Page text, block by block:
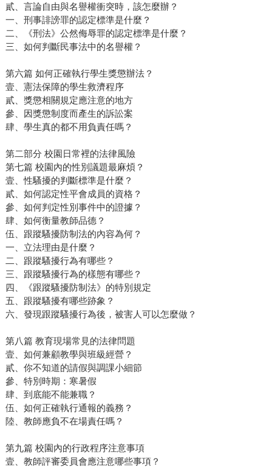
貳、言論自由與名譽權衝突時，該怎麼辦？
一、刑事誹謗罪的認定標準是什麼？
二、《刑法》公然侮辱罪的認定標準是什麼？
三、如何判斷民事法中的名譽權？
第六篇 如何正確執行學生獎懲辦法？
壹、憲法保障的學生救濟程序
貳、獎懲相關規定應注意的地方
參、因獎懲制度而產生的訴訟案
肆、學生真的都不用負責任嗎？
第二部分 校園日常裡的法律風險
第七篇 校園內的性別議題最麻煩？
壹、性騷擾的判斷標準是什麼？
貳、如何認定性平會成員的資格？
參、如何判定性別事件中的證據？
肆、如何衡量教師品德？
伍、跟蹤騷擾防制法的內容為何？
一、立法理由是什麼？
二、跟蹤騷擾行為有哪些？
三、跟蹤騷擾行為的樣態有哪些？
四、《跟蹤騷擾防制法》的特別規定
五、跟蹤騷擾有哪些跡象？
六、發現跟蹤騷擾行為後，被害人可以怎麼做？
第八篇 教育現場常見的法律問題
壹、如何兼顧教學與班級經營？
貳、你不知道的請假與調課小細節
參、特別時期：寒暑假
肆、到底能不能兼職？
伍、如何正確執行通報的義務？
陸、教師應負不在場責任嗎？
第九篇 校園內的行政程序注意事項
壹、教師評審委員會應注意哪些事項？